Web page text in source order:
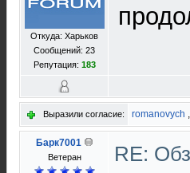
Откуда: Харьков
Сообщений: 23
Репутация: 183
Выразили согласие: romanovych ,
Барк7001
Ветеран
RE: